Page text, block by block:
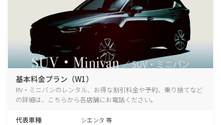
基本料金プラン（W1）
RV・ミニバンのレンタル、お得な割引料金や予約、乗り捨てなど
の詳細は、こちらから各店舗にお電話ください。
代表車種 シエンタ 等